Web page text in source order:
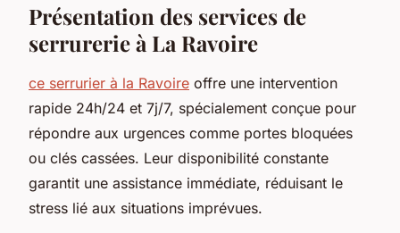
Présentation des services de
serrurerie à La Ravoire
ce serrurier à la Ravoire offre une intervention
rapide 24h/24 et 7j/7, spécialement conçue pour
répondre aux urgences comme portes bloquées
ou clés cassées. Leur disponibilité constante
garantit une assistance immédiate, réduisant le
stress lié aux situations imprévues.